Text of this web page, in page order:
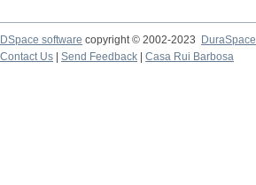
DSpace software copyright © 2002-2023
DuraSpace
Contact Us
Send Feedback Casa Rui Barbosa